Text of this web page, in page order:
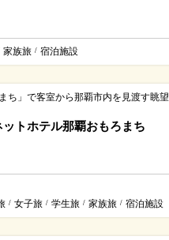
家族旅 / 宿泊施設
ち」で客室から那覇市内を見渡す眺望
トホテル那覇おもろまち
/ 女子旅 / 学生旅 / 家族旅 / 宿泊施設